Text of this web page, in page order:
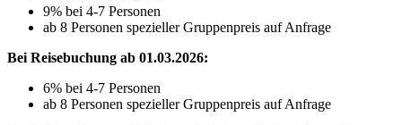
9% bei 4-7 Personen
ab 8 Personen spezieller Gruppenpreis auf Anfrage
Bei Reisebuchung ab 01.03.2026:
6% bei 4-7 Personen
ab 8 Personen spezieller Gruppenpreis auf Anfrage